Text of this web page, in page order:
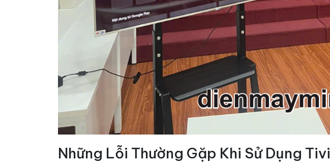
Những Lỗi Thường Gặp Khi Sử Dụng Tivi